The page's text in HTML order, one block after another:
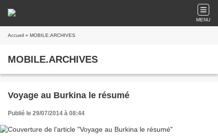
MENU
Accueil » MOBILE.ARCHIVES
MOBILE.ARCHIVES
Voyage au Burkina le résumé
Publié le 29/07/2014 à 08:44